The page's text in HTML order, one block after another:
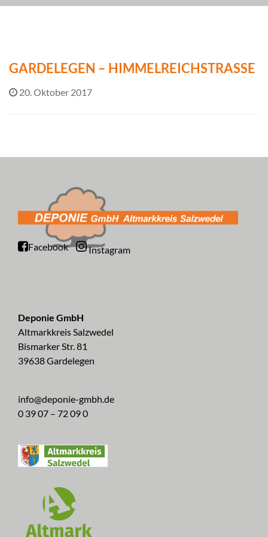
GARDELEGEN – HIMMELREICHSTRASSE
20. Oktober 2017
Facebook Instagram
Deponie GmbH
Altmarkkreis Salzwedel
Bismarker Str. 81
39638 Gardelegen
info@deponie-gmbh.de
0 39 07 – 72 09 0